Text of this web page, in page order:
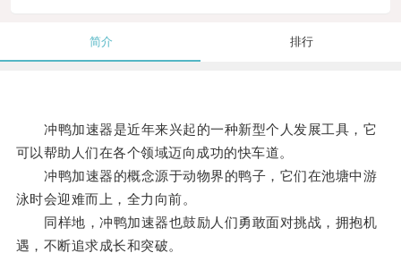
简介 排行
冲鸭加速器是近年来兴起的一种新型个人发展工具，它
可以帮助人们在各个领域迈向成功的快车道。
冲鸭加速器的概念源于动物界的鸭子，它们在池塘中游
泳时会迎难而上，全力向前。
同样地，冲鸭加速器也鼓励人们勇敢面对挑战，拥抱机
遇，不断追求成长和突破。